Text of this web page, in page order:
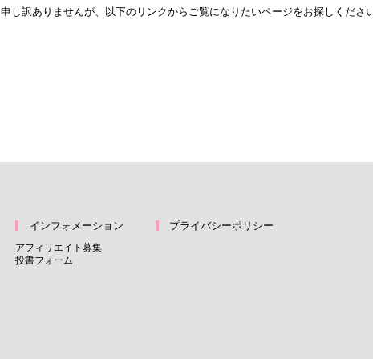
申し訳ありませんが、以下のリンクからご覧になりたいページをお探しくださ
インフォメーション
アフィリエイト募集
投書フォーム
プライバシーポリシー